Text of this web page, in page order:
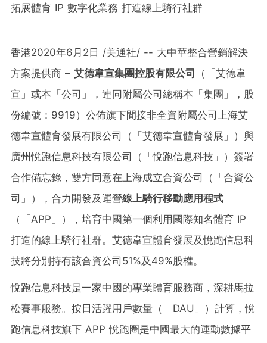
拓展體育 IP 數字化業務 打造線上騎行社群
香港2020年6月2日 /美通社/ -- 大中華整合營銷解決
方案提供商 – 艾德韋宣集團控股有限公司
（「艾德韋
宣」或本「公司」，連同附屬公司總稱本「集團」，股
份編號：9919）公佈旗下間接非全資附屬公司上海艾
德韋宣體育發展有限公司（「艾德韋宣體育發展」）與
廣州悅跑信息科技有限公司（「悅跑信息科技」）簽署
合作備忘錄，雙方同意在上海成立合資公司（「合資公
司」），合力開發及運營線上騎行移動應用程式
（「APP」），培育中國第一個利用國際知名體育 IP
打造的線上騎行社群。艾德韋宣體育發展及悅跑信息科
技將分別持有該合資公司51%及49%股權。
悅跑信息科技是一家中國的專業體育服務商，深耕馬拉
松賽事服務。按日活躍用戶數量（「DAU」）計算，悅
跑信息科技旗下 APP 悅跑圈是中國最大的運動數據平